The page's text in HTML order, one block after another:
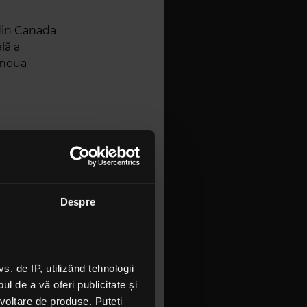
Despre
de IP, utilizând tehnologii
de a vă oferi publicitate și
de produse. Puteți
Canada
a
Uniunii